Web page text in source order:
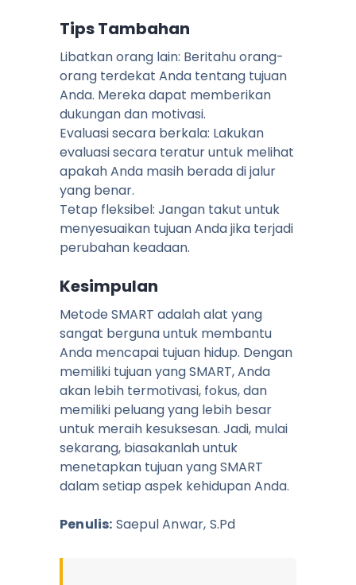
Tips Tambahan
Libatkan orang lain: Beritahu orang-
orang terdekat Anda tentang tujuan
Anda. Mereka dapat memberikan
dukungan dan motivasi.
Evaluasi secara berkala: Lakukan
evaluasi secara teratur untuk melihat
apakah Anda masih berada di jalur
yang benar.
Tetap fleksibel: Jangan takut untuk
menyesuaikan tujuan Anda jika terjadi
perubahan keadaan.
Kesimpulan
Metode SMART adalah alat yang
sangat berguna untuk membantu
Anda mencapai tujuan hidup. Dengan
memiliki tujuan yang SMART, Anda
akan lebih termotivasi, fokus, dan
memiliki peluang yang lebih besar
untuk meraih kesuksesan. Jadi, mulai
sekarang, biasakanlah untuk
menetapkan tujuan yang SMART
dalam setiap aspek kehidupan Anda.
Penulis: Saepul Anwar, S.Pd